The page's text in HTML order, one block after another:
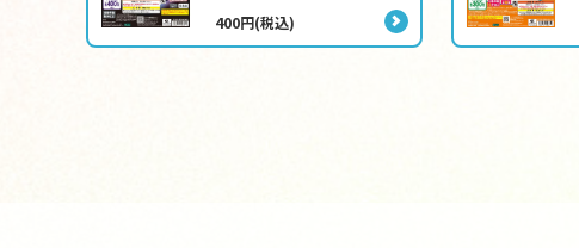
400円(税込)